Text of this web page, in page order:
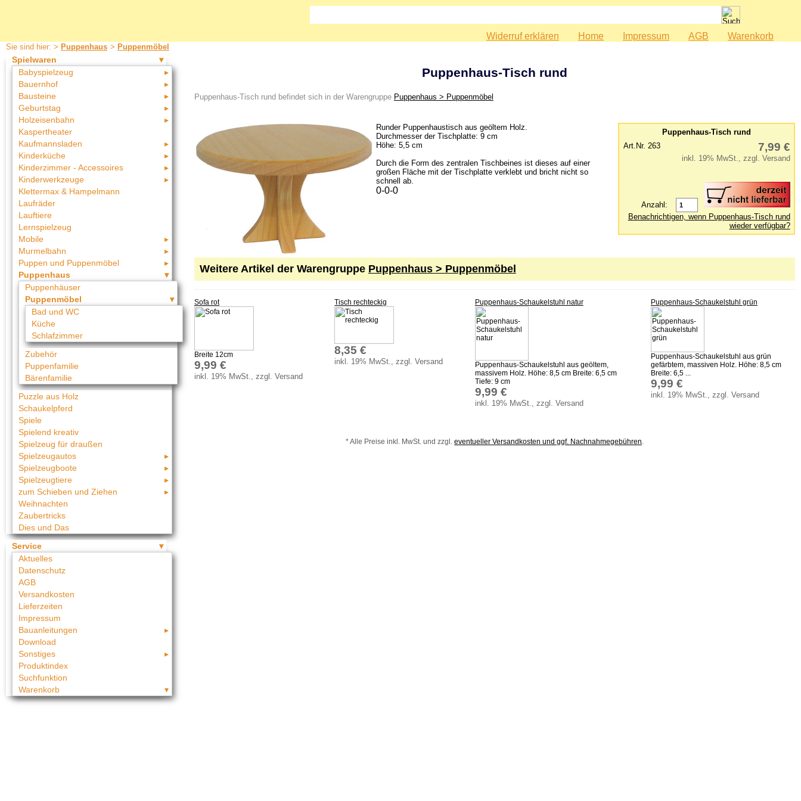
Widerruf erklären Home Impressum AGB Warenkorb
Sie sind hier: > Puppenhaus > Puppenmöbel
Spielwaren
Babyspielzeug
Bauernhof
Bausteine
Geburtstag
Holzeisenbahn
Kaspertheater
Kaufmannsladen
Kinderküche
Kinderzimmer - Accessoires
Kinderwerkzeuge
Klettermax & Hampelmann
Laufräder
Lauftiere
Lernspielzeug
Mobile
Murmelbahn
Puppen und Puppenmöbel
Puppenhaus
Puppenhäuser
Puppenmöbel
Bad und WC
Küche
Schlafzimmer
Zubehör
Puppenfamilie
Bärenfamilie
Puzzle aus Holz
Schaukelpferd
Spiele
Spielend kreativ
Spielzeug für draußen
Spielzeugautos
Spielzeugboote
Spielzeugtiere
zum Schieben und Ziehen
Weihnachten
Zaubertricks
Dies und Das
Service
Aktuelles
Datenschutz
AGB
Versandkosten
Lieferzeiten
Impressum
Bauanleitungen
Download
Sonstiges
Produktindex
Suchfunktion
Warenkorb
Puppenhaus-Tisch rund
Puppenhaus-Tisch rund befindet sich in der Warengruppe Puppenhaus > Puppenmöbel
Puppenhaus-Tisch rund
Art.Nr. 263
7,99 €
inkl. 19% MwSt., zzgl. Versand
Anzahl:
Benachrichtigen, wenn Puppenhaus-Tisch rund
wieder verfügbar?
Runder Puppenhaustisch aus geöltem Holz.
Durchmesser der Tischplatte: 9 cm
Höhe: 5,5 cm
Durch die Form des zentralen Tischbeines ist dieses auf einer
großen Fläche mit der Tischplatte verklebt und bricht nicht so
schnell ab.
0-0-0
Weitere Artikel der Warengruppe Puppenhaus > Puppenmöbel
Sofa rot
Breite 12cm
9,99 €
inkl. 19% MwSt., zzgl. Versand
Tisch rechteckig
8,35 €
inkl. 19% MwSt., zzgl. Versand
Puppenhaus-Schaukelstuhl natur
Puppenhaus-Schaukelstuhl aus geöltem,
massivem Holz. Höhe: 8,5 cm Breite: 6,5 cm
Tiefe: 9 cm
9,99 €
inkl. 19% MwSt., zzgl. Versand
Puppenhaus-Schaukelstuhl grün
Puppenhaus-Schaukelstuhl aus grün
gefärbtem, massiven Holz. Höhe: 8,5 cm
Breite: 6,5 ...
9,99 €
inkl. 19% MwSt., zzgl. Versand
* Alle Preise inkl. MwSt. und zzgl. eventueller Versandkosten und ggf. Nachnahmegebühren